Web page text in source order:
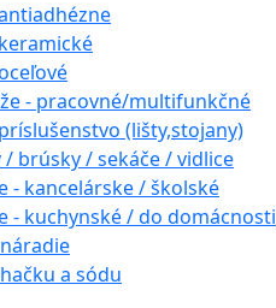
- pracovné/multifunkčné
(lišty,stojany)
/ brúsky / sekáče / vidlice
- kancelárske / školské
- kuchynské / do domácnosti
a sódu